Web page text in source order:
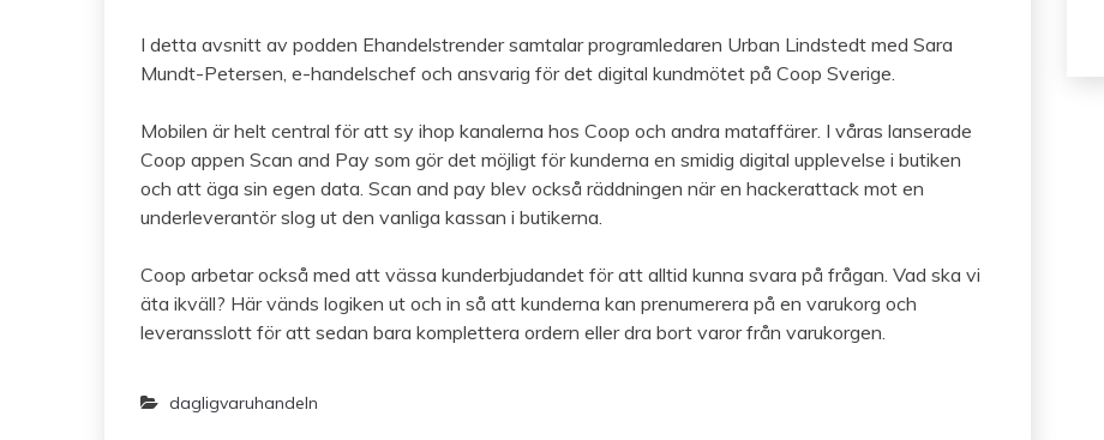
I detta avsnitt av podden Ehandelstrender samtalar programledaren Urban Lindstedt med Sara
Mundt-Petersen, e-handelschef och ansvarig för det digital kundmötet på Coop Sverige.
Mobilen är helt central för att sy ihop kanalerna hos Coop och andra mataffärer. I våras lanserade
Coop appen Scan and Pay som gör det möjligt för kunderna en smidig digital upplevelse i butiken
och att äga sin egen data. Scan and pay blev också räddningen när en hackerattack mot en
underleverantör slog ut den vanliga kassan i butikerna.
Coop arbetar också med att vässa kunderbjudandet för att alltid kunna svara på frågan. Vad ska vi
äta ikväll? Här vänds logiken ut och in så att kunderna kan prenumerera på en varukorg och
leveransslott för att sedan bara komplettera ordern eller dra bort varor från varukorgen.
dagligvaruhandeln